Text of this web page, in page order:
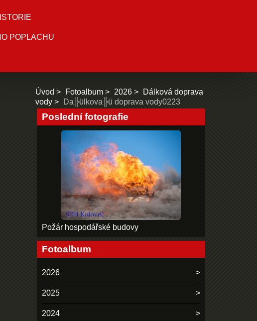
POPLACHU
Úvod Fotoalbum 2026
Dálková doprava
vody
Da╠ülkova╠ü doprava vody0223
Poslední fotografie
Požár hospodářské budovy
Fotoalbum
2026
2025
2024